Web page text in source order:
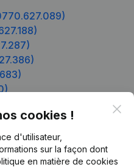
cookies !
d'utilisateur,
sur la façon dont
en matière de cookies
Produit
Informations d’entreprise